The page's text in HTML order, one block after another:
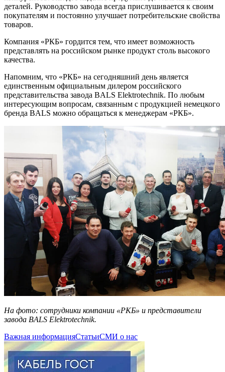
деталей. Руководство завода всегда прислушивается к своим
покупателям и постоянно улучшает потребительские свойства
товаров.
Компания «РКБ» гордится тем, что имеет возможность
представлять на российском рынке продукт столь высокого
качества.
Напомним, что «РКБ» на сегодняшний день является
единственным официальным дилером российского
представительства завода BALS Elektrotechnik. По любым
интересующим вопросам, связанным с продукцией немецкого
бренда BALS можно обращаться к менеджерам «РКБ».
На фото: сотрудники компании «РКБ» и представители
завода BALS Elektrotechnik.
Важная информацияСтатьиСМИ о нас